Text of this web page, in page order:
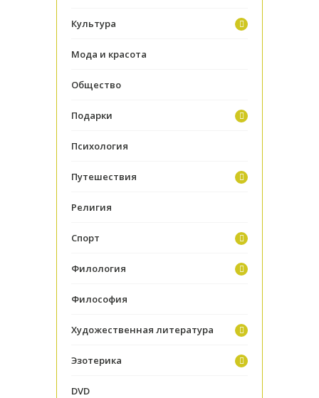
Культура
Мода и красота
Общество
Подарки
Психология
Путешествия
Религия
Спорт
Филология
Философия
Художественная литература
Эзотерика
DVD